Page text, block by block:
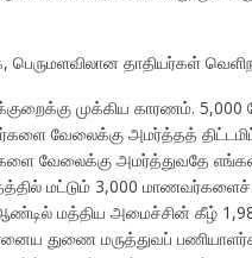
தாதியர்கள்
முக்கிய காரணம். 5,000
வேலைக்கு அமர்த்தத்
வேலைக்கு அமர்த்துவதே
மட்டும் 3,000
ஆண்டில் மத்திய அமைச்சின் கீழ்
துணை மருத்துவப்